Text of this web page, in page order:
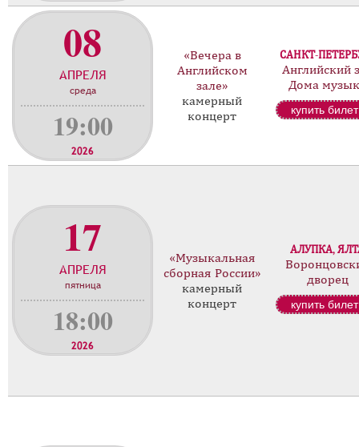
08
АПРЕЛЯ
среда
19:00
2026
«Вечера в
Английском
зале»
камерный
концерт
САНКТ-
Английский
Дома
купить билет
17
АПРЕЛЯ
пятница
18:00
2026
«Музыкальная
сборная России»
камерный
концерт
АЛУПКА,
дворец
купить билет